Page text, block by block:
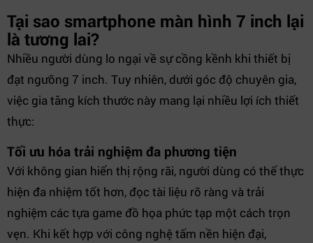
Tại sao smartphone màn hình 7 inch lại
là tương lai?
Nhiều người dùng lo ngại về sự cồng kềnh khi thiết bị
đạt ngưỡng 7 inch. Tuy nhiên, dưới góc độ chuyên gia,
việc gia tăng kích thước này mang lại nhiều lợi ích thiết
thực:
Tối ưu hóa trải nghiệm đa phương tiện
Với không gian hiển thị rộng rãi, người dùng có thể thực
hiện đa nhiệm tốt hơn, đọc tài liệu rõ ràng và trải
nghiệm các tựa game đồ họa phức tạp một cách trọn
vẹn. Khi kết hợp với công nghệ tấm nền hiện đại,